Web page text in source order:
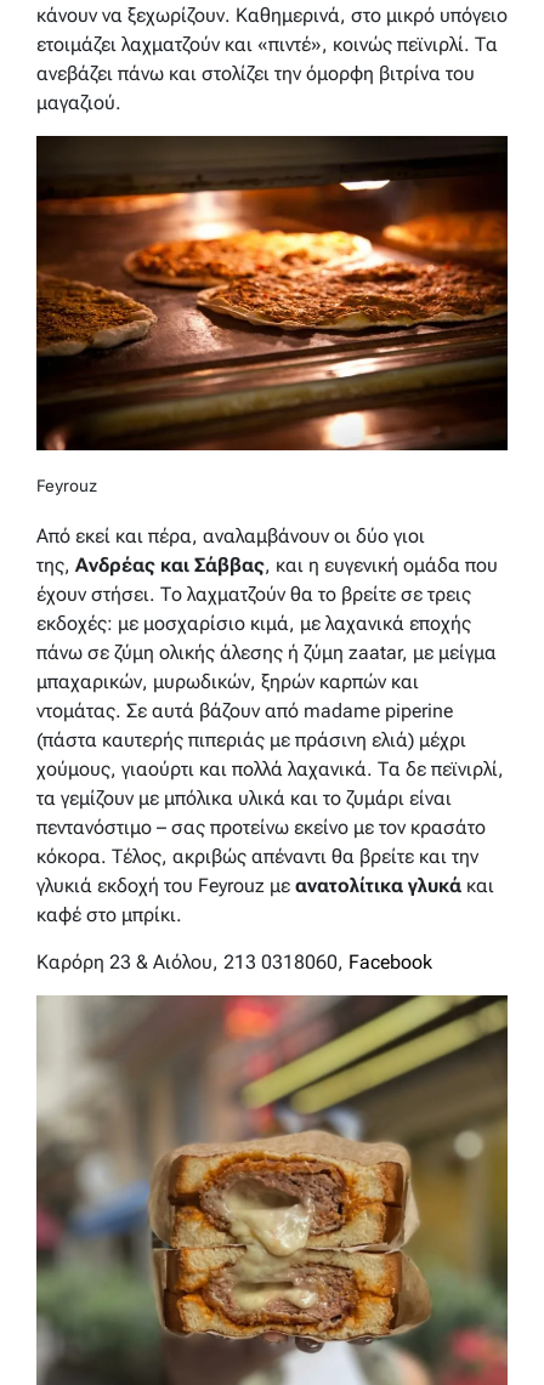
κάνουν να ξεχωρίζουν. Καθημερινά, στο μικρό υπόγειο
ετοιμάζει λαχματζούν και «πιντέ», κοινώς πεϊνιρλί. Τα
ανεβάζει πάνω και στολίζει την όμορφη βιτρίνα του
μαγαζιού.
Feyrouz
Από εκεί και πέρα, αναλαμβάνουν οι δύο γιοι
της, Ανδρέας και Σάββας, και η ευγενική ομάδα που
έχουν στήσει. Το λαχματζούν θα το βρείτε σε τρεις
εκδοχές: με μοσχαρίσιο κιμά, με λαχανικά εποχής
πάνω σε ζύμη ολικής άλεσης ή ζύμη zaatar, με μείγμα
μπαχαρικών, μυρωδικών, ξηρών καρπών και
ντομάτας. Σε αυτά βάζουν από madame piperine
(πάστα καυτερής πιπεριάς με πράσινη ελιά) μέχρι
χούμους, γιαούρτι και πολλά λαχανικά. Τα δε πεϊνιρλί,
τα γεμίζουν με μπόλικα υλικά και το ζυμάρι είναι
πεντανόστιμο – σας προτείνω εκείνο με τον κρασάτο
κόκορα. Τέλος, ακριβώς απέναντι θα βρείτε και την
γλυκιά εκδοχή του Feyrouz με ανατολίτικα γλυκά και
καφέ στο μπρίκι.
Καρόρη 23 & Αιόλου, 213 0318060, Facebook